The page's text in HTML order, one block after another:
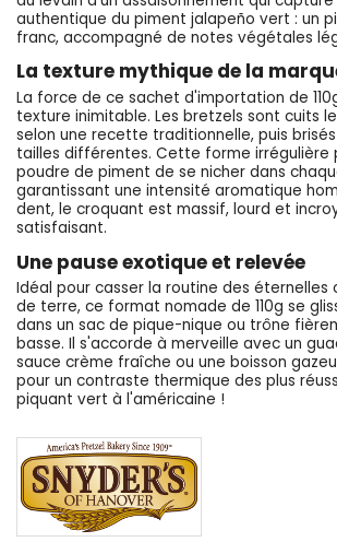
authentique du piment jalapeño vert : un
franc, accompagné de notes végétales
La texture mythique de la
La force de ce sachet d'importation de
texture inimitable. Les bretzels sont cuits
selon une recette traditionnelle, puis
tailles différentes. Cette forme irrégulière
poudre de piment de se nicher dans
garantissant une intensité aromatique
dent, le croquant est massif, lourd et
satisfaisant.
Une pause exotique et relevée
Idéal pour casser la routine des éternelles
de terre, ce format nomade de 110g se
dans un sac de pique-nique ou trône
basse. Il s'accorde à merveille avec un
sauce crème fraîche ou une boisson
pour un contraste thermique des plus
piquant vert à l'américaine !